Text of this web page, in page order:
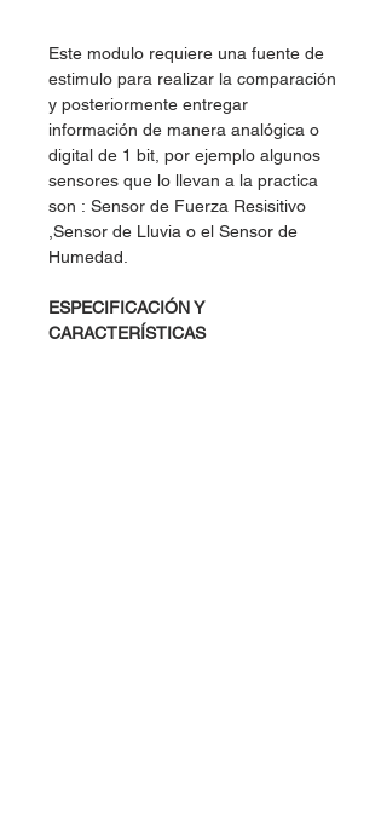
Este modulo requiere una fuente de
estimulo para realizar la comparación
y posteriormente entregar
información de manera analógica o
digital de 1 bit, por ejemplo algunos
sensores que lo llevan a la practica
son : Sensor de Fuerza Resisitivo
,Sensor de Lluvia o el Sensor de
Humedad.
ESPECIFICACIÓN Y
CARACTERÍSTICAS